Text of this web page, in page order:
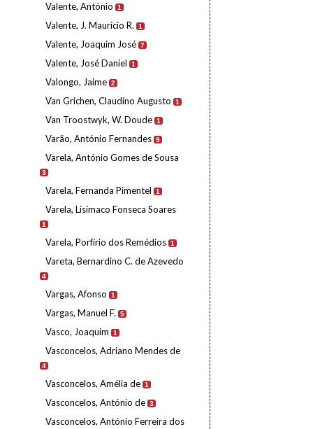
Valente, António 1
Valente, J. Maurício R. 1
Valente, Joaquim José 7
Valente, José Daniel 1
Valongo, Jaime 2
Van Grichen, Claudino Augusto 1
Van Troostwyk, W. Doude 1
Varão, António Fernandes 9
Varela, António Gomes de Sousa
3
Varela, Fernanda Pimentel 1
Varela, Lisímaco Fonseca Soares
1
Varela, Porfírio dos Remédios 1
Vareta, Bernardino C. de Azevedo
4
Vargas, Afonso 1
Vargas, Manuel F. 5
Vasco, Joaquim 1
Vasconcelos, Adriano Mendes de
4
Vasconcelos, Amélia de 1
Vasconcelos, António de 3
Vasconcelos, António Ferreira dos